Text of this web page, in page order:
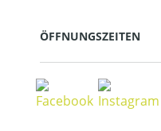
ÖFFNUNGSZEITEN